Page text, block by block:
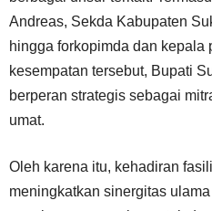
Andreas, Sekda Kabupaten
hingga forkopimda dan kepala
kesempatan tersebut, Bupati
berperan strategis sebagai
umat.
Oleh karena itu, kehadiran
meningkatkan sinergitas